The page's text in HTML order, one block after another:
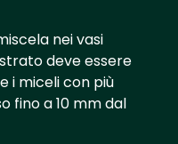
nei vasi
deve essere
i miceli con più
fino a 10 mm dal